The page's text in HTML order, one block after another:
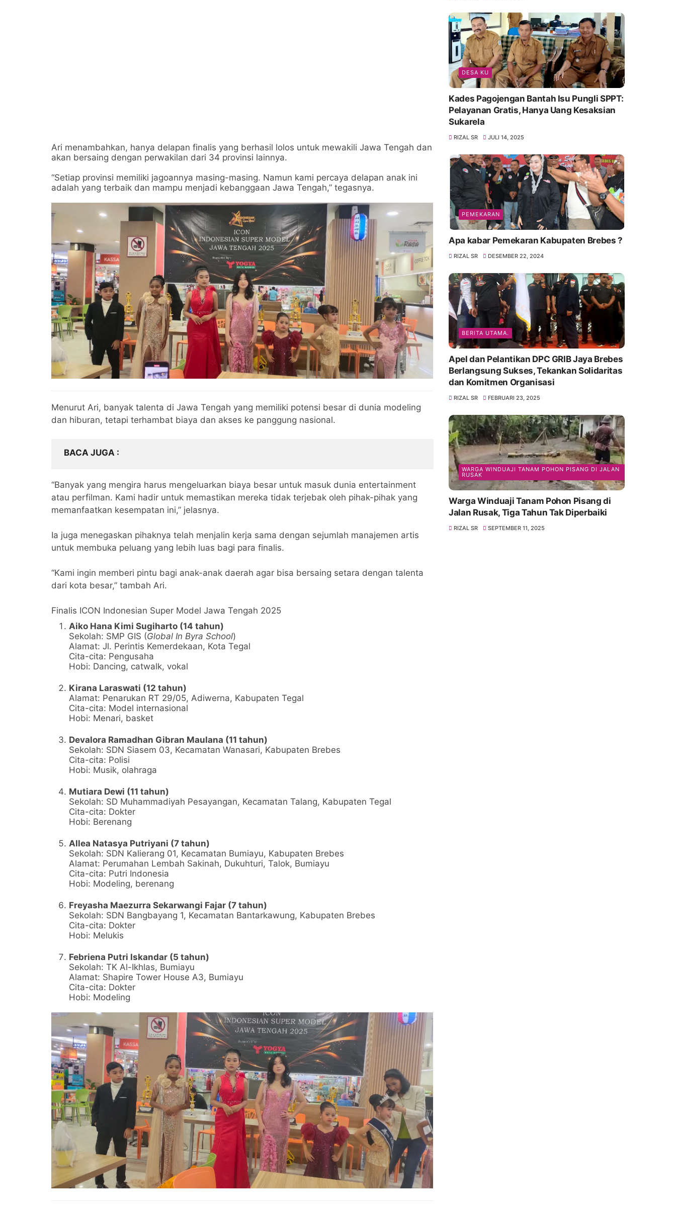
Ari menambahkan, hanya delapan finalis yang berhasil lolos untuk mewakili Jawa Tengah dan
akan bersaing dengan perwakilan dari 34 provinsi lainnya.
“Setiap provinsi memiliki jagoannya masing-masing. Namun kami percaya delapan anak ini
adalah yang terbaik dan mampu menjadi kebanggaan Jawa Tengah,” tegasnya.
Menurut Ari, banyak talenta di Jawa Tengah yang memiliki potensi besar di dunia modeling
dan hiburan, tetapi terhambat biaya dan akses ke panggung nasional.
BACA JUGA
“Banyak yang mengira harus mengeluarkan biaya besar untuk masuk dunia entertainment
atau perfilman. Kami hadir untuk memastikan mereka tidak terjebak oleh pihak-pihak yang
memanfaatkan kesempatan ini,” jelasnya.
Ia juga menegaskan pihaknya telah menjalin kerja sama dengan sejumlah manajemen artis
untuk membuka peluang yang lebih luas bagi para finalis.
“Kami ingin memberi pintu bagi anak-anak daerah agar bisa bersaing setara dengan talenta
dari kota besar,” tambah Ari.
Finalis ICON Indonesian Super Model Jawa Tengah 2025
Aiko Hana Kimi Sugiharto (14 tahun)
Sekolah: SMP GIS (Global In Byra School)
Alamat: Jl. Perintis Kemerdekaan, Kota Tegal
Cita-cita: Pengusaha
Hobi: Dancing, catwalk, vokal
Kirana Laraswati (12 tahun)
Alamat: Penarukan RT 29/05, Adiwerna, Kabupaten Tegal
Cita-cita: Model internasional
Hobi: Menari, basket
Devalora Ramadhan Gibran Maulana (11 tahun)
Sekolah: SDN Siasem 03, Kecamatan Wanasari, Kabupaten Brebes
Cita-cita: Polisi
Hobi: Musik, olahraga
Mutiara Dewi (11 tahun)
Sekolah: SD Muhammadiyah Pesayangan, Kecamatan Talang, Kabupaten Tegal
Cita-cita: Dokter
Hobi: Berenang
Allea Natasya Putriyani (7 tahun)
Sekolah: SDN Kalierang 01, Kecamatan Bumiayu, Kabupaten Brebes
Alamat: Perumahan Lembah Sakinah, Dukuhturi, Talok, Bumiayu
Cita-cita: Putri Indonesia
Hobi: Modeling, berenang
Freyasha Maezurra Sekarwangi Fajar (7 tahun)
Sekolah: SDN Bangbayang 1, Kecamatan Bantarkawung, Kabupaten Brebes
Cita-cita: Dokter
Hobi: Melukis
Febriena Putri Iskandar (5 tahun)
Sekolah: TK Al-Ikhlas, Bumiayu
Alamat: Shapire Tower House A3, Bumiayu
Cita-cita: Dokter
Hobi: Modeling
DESA KU
Kades Pagojengan Bantah Isu Pungli SPPT:
Pelayanan Gratis, Hanya Uang Kesaksian
Sukarela
RIZAL SR JULI 14, 2025
PEMEKARAN
Apa kabar Pemekaran Kabupaten Brebes ?
RIZAL SR DESEMBER 22, 2024
BERITA UTAMA.
Apel dan Pelantikan DPC GRIB Jaya Brebes
Berlangsung Sukses, Tekankan Solidaritas
dan Komitmen Organisasi
RIZAL SR FEBRUARI 23, 2025
WARGA WINDUAJI TANAM POHON PISANG DI JALAN
RUSAK
Warga Winduaji Tanam Pohon Pisang di
Jalan Rusak, Tiga Tahun Tak Diperbaiki
RIZAL SR SEPTEMBER 11, 2025